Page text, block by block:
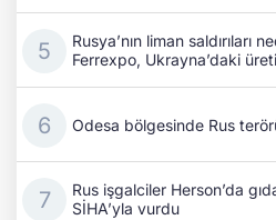
Rusya’nın liman saldırıları
Ferrexpo, Ukrayna’daki
Odesa bölgesinde Rus
Rus işgalciler Herson’da
SİHA’yla vurdu